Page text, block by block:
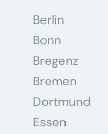
Berlin
Bonn
Bregenz
Bremen
Dortmund
Essen